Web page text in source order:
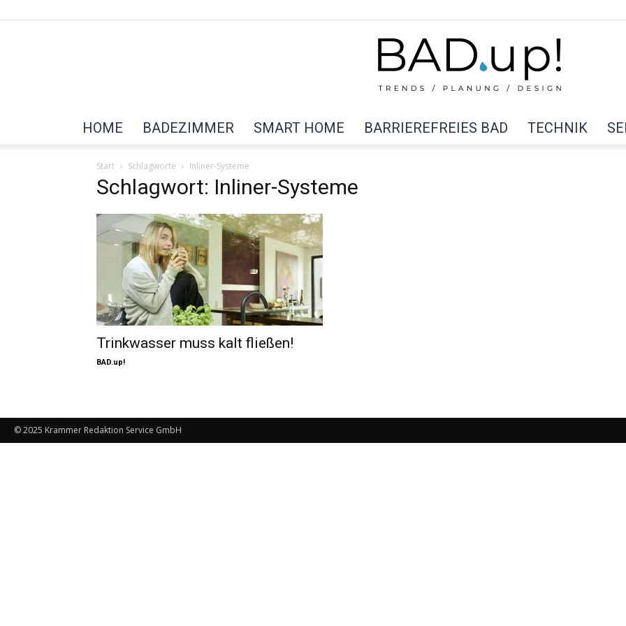
HOME BADEZIMMER SMART HOME BARRIEREFREIES BAD TECHNIK
Start Schlagworte Inliner-Systeme
Schlagwort: Inliner-Systeme
Trinkwasser muss kalt fließen!
BAD.up!
© 2025 Krammer Redaktion Service GmbH